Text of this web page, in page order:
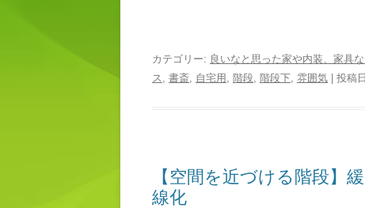
カテゴリー: 良いなと思った家や内装、家具
ス , 書斎, 自宅用 , 階段, 階段下, 雰囲気 | 投稿
【空間を近づける階段】
線化